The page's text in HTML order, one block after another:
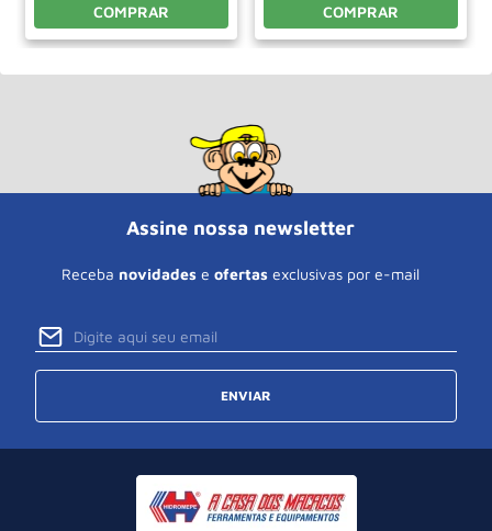
COMPRAR COMPRAR
Assine nossa newsletter
Receba novidades e ofertas exclusivas por e-mail
ENVIAR